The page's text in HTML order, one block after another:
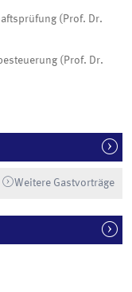
(Prof. Dr.
(Prof. Dr.
Weitere Gastvorträge